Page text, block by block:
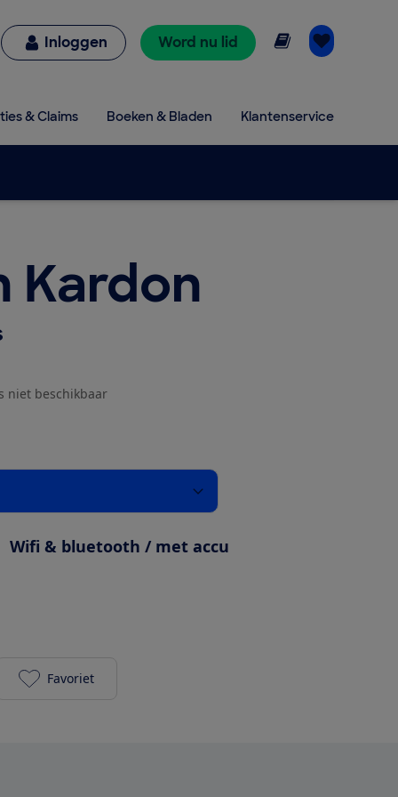
Inloggen Word nu lid Online lezen
& Claims Boeken & Bladen Klantenservice
Kardon
niet beschikbaar
Wifi & bluetooth / met accu
Harman Kardon Citation 200 grijs toevoegen aan
Favoriet